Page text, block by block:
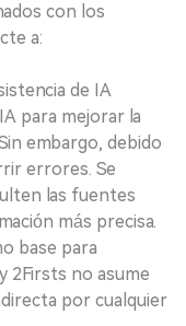
con los
a:
de IA
para mejorar la
embargo, debido
errores. Se
las fuentes
más precisa.
base para
2Firsts no asume
por cualquier